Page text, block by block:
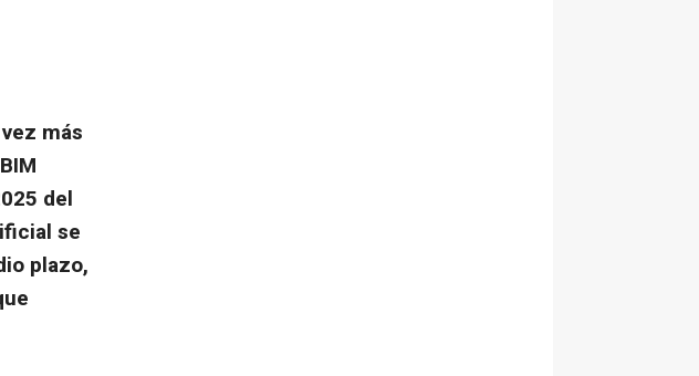
más
del
se
plazo,